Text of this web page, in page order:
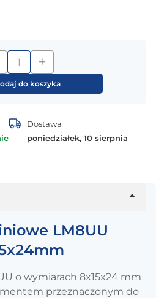
+
do koszyka
Dostawa
poniedziałek, 10 sierpnia
LM8UU
o wymiarach 8x15x24 mm
przeznaczonym do